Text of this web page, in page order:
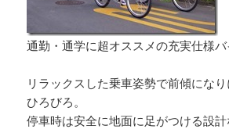
通勤・通学に超オススメの充実仕様バ
リラックスした乗車姿勢で前傾にな
ひろびろ。
停車時は安全に地面に足がつける設